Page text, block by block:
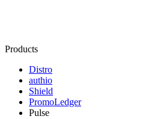
Products
Distro
authio
Shield
PromoLedger
Pulse